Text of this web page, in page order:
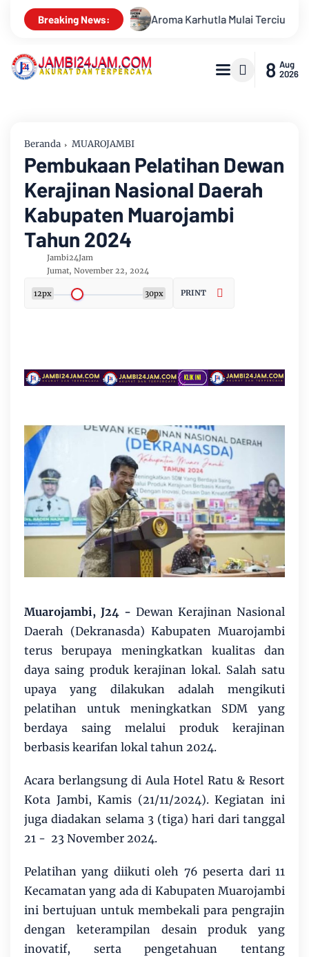
Breaking News:
Mulai Tercium di Kota Jambi, Warga Diminta Waspada Hadapi
8 Aug
2026
Beranda MUAROJAMBI
Pembukaan Pelatihan Dewan
Kerajinan Nasional Daerah
Kabupaten Muarojambi
Tahun 2024
Jambi24Jam
Jumat, November 22, 2024
12px 30px PRINT
Muarojambi, J24 - Dewan Kerajinan Nasional
Daerah (Dekranasda) Kabupaten Muarojambi
terus berupaya meningkatkan kualitas dan
daya saing produk kerajinan lokal. Salah satu
upaya yang dilakukan adalah mengikuti
pelatihan untuk meningkatkan SDM yang
berdaya saing melalui produk kerajinan
berbasis kearifan lokal tahun 2024.
Acara berlangsung di Aula Hotel Ratu & Resort
Kota Jambi, Kamis (21/11/2024). Kegiatan ini
juga diadakan selama 3 (tiga) hari dari tanggal
21 - 23 November 2024.
Pelatihan yang diikuti oleh 76 peserta dari 11
Kecamatan yang ada di Kabupaten Muarojambi
ini bertujuan untuk membekali para pengrajin
dengan keterampilan desain produk yang
inovatif, serta pengetahuan tentang